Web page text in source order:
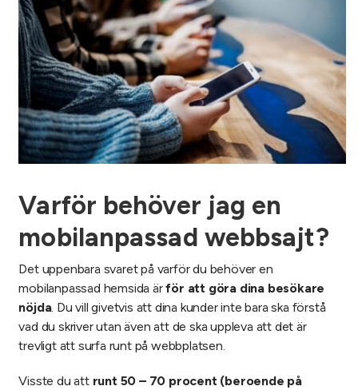
Varför behöver jag en
mobilanpassad webbsajt?
Det uppenbara svaret på varför du behöver en
mobilanpassad hemsida ärför att göra dina besökare
nöjda. Du vill givetvis att dina kunder inte bara ska förstå
vad du skriver utan även att de ska uppleva att det är
trevligt att surfa runt på webbplatsen.
Visste du att runt 50 – 70 procent (beroende på